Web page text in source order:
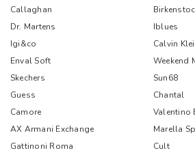
Callaghan
Dr. Martens
Iblues
Igi&co
Calvin
Enval Soft
Weekend
Skechers
Sun68
Guess
Chantal
Camore
Valentino
AX Armani Exchange
Marella
Gattinoni Roma
Cult